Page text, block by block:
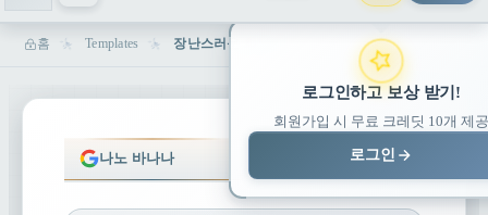
로그인하고 보상 받기!
회원가입 시 무료 크레딧 10개 제공
로그인
홈 Templates
나노 바나나 나노 바나나 프로